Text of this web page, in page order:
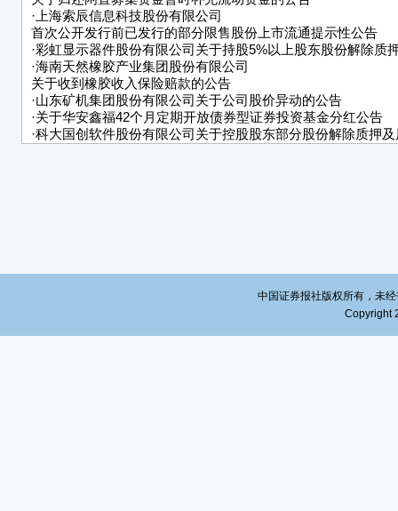
· 上海索辰信息科技股份有限公司
首次公开发行前已发行的部分限售股份上市流通提示性公告
·彩虹显示器件股份有限公司关于持股5%以上股东股份解除质
·海南天然橡胶产业集团股份有限公司
关于收到橡胶收入保险赔款的公告
·山东矿机集团股份有限公司关于公司股价异动的公告
·关于华安鑫福42个月定期开放债券型证券投资基金分红公告
·科大国创软件股份有限公司关于控股股东部分股份解除质押
中国证券报社版权所有，未
Copyright